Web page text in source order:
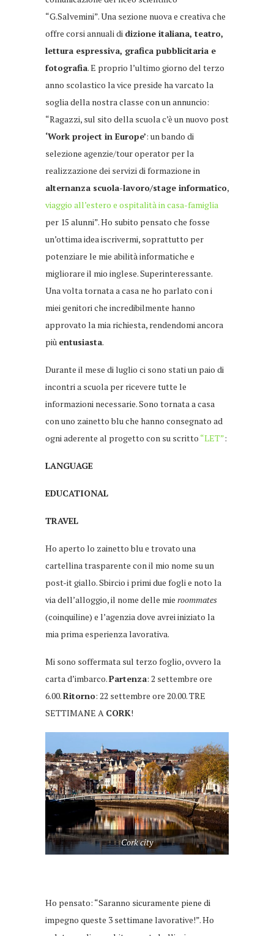
“G.Salvemini”. Una sezione nuova e creativa che
offre corsi annuali di dizione italiana, teatro,
lettura espressiva, grafica pubblicitaria e
fotografia. E proprio l’ultimo giorno del terzo
anno scolastico la vice preside ha varcato la
soglia della nostra classe con un annuncio:
“Ragazzi, sul sito della scuola c’è un nuovo post
‘Work project in Europe’: un bando di
selezione agenzie/tour operator per la
realizzazione dei servizi di formazione in
alternanza scuola-lavoro/stage informatico,
viaggio all’estero e ospitalità in casa-famiglia
per 15 alunni”. Ho subito pensato che fosse
un’ottima idea iscrivermi, soprattutto per
potenziare le mie abilità informatiche e
migliorare il mio inglese. Superinteressante.
Una volta tornata a casa ne ho parlato con i
miei genitori che incredibilmente hanno
approvato la mia richiesta, rendendomi ancora
più entusiasta.
Durante il mese di luglio ci sono stati un paio di
incontri a scuola per ricevere tutte le
informazioni necessarie. Sono tornata a casa
con uno zainetto blu che hanno consegnato ad
ogni aderente al progetto con su scritto “LET”:
LANGUAGE
EDUCATIONAL
TRAVEL
Ho aperto lo zainetto blu e trovato una
cartellina trasparente con il mio nome su un
post-it giallo. Sbircio i primi due fogli e noto la
via dell’alloggio, il nome delle mie roommates
(coinquiline) e l’agenzia dove avrei iniziato la
mia prima esperienza lavorativa.
Mi sono soffermata sul terzo foglio, ovvero la
carta d’imbarco.Partenza: 2 settembre ore
6.00.Ritorno: 22 settembre ore 20.00. TRE
SETTIMANE A CORK!
Cork city
Ho pensato: “Saranno sicuramente piene di
impegno queste 3 settimane lavorative!”. Ho